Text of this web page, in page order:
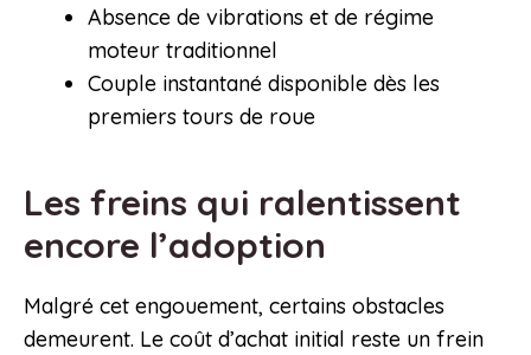
Absence de vibrations et de régime
moteur traditionnel
Couple instantané disponible dès les
premiers tours de roue
Les freins qui ralentissent
encore l’adoption
Malgré cet engouement, certains obstacles
demeurent. Le coût d’achat initial reste un frein